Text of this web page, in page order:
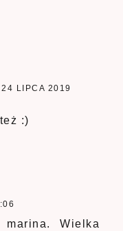
24 LIPCA 2019
:)
Wielka